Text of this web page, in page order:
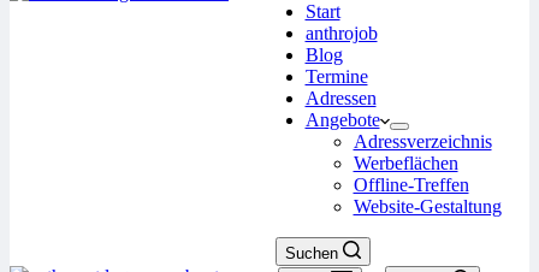
Start
anthrojob
Blog
Termine
Adressen
Angebote
Adressverzeichnis
Werbeflächen
Offline-Treffen
Website-Gestaltung
Suchen